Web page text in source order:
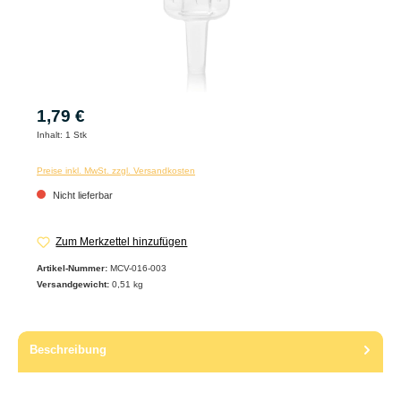
1,79 €
Inhalt: 1 Stk
Preise inkl. MwSt. zzgl. Versandkosten
Nicht lieferbar
Zum Merkzettel hinzufügen
Artikel-Nummer: MCV-016-003
Versandgewicht: 0,51 kg
Beschreibung